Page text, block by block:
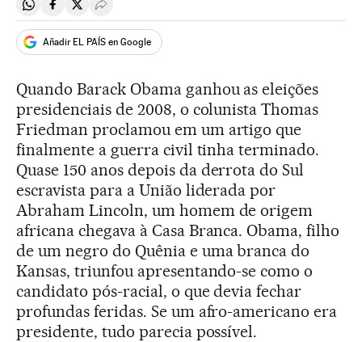
Compartir en Whatsapp
Compartir en Facebook
Compartir en Twitter
Desplegar Redes Sociales
Añadir EL PAÍS en Google
Quando Barack Obama ganhou as eleições
presidenciais de 2008, o colunista Thomas
Friedman proclamou em um artigo que
finalmente a guerra civil tinha terminado.
Quase 150 anos depois da derrota do Sul
escravista para a União liderada por
Abraham Lincoln, um homem de origem
africana chegava à Casa Branca. Obama, filho
de um negro do Quênia e uma branca do
Kansas, triunfou apresentando-se como o
candidato pós-racial, o que devia fechar
profundas feridas. Se um afro-americano era
presidente, tudo parecia possível.